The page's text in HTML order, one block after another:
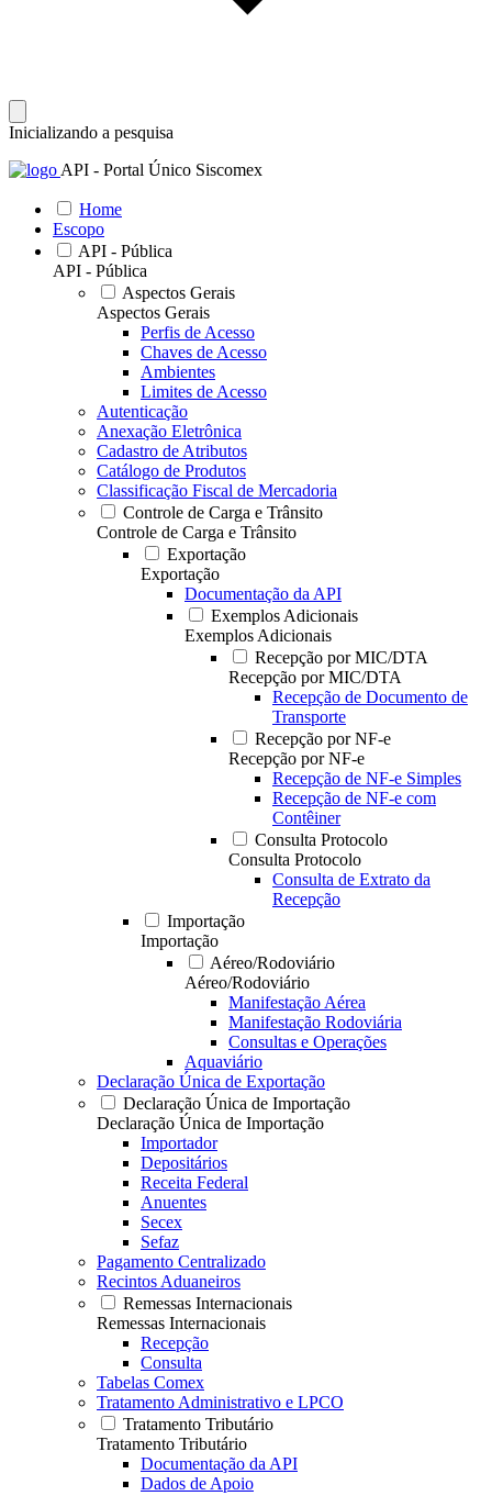
Inicializando a pesquisa
API - Portal Único Siscomex
Home
Escopo
API - Pública
API - Pública
Aspectos Gerais
Aspectos Gerais
Perfis de Acesso
Chaves de Acesso
Ambientes
Limites de Acesso
Autenticação
Anexação Eletrônica
Cadastro de Atributos
Catálogo de Produtos
Classificação Fiscal de Mercadoria
Controle de Carga e Trânsito
Controle de Carga e Trânsito
Exportação
Exportação
Documentação da API
Exemplos Adicionais
Exemplos Adicionais
Recepção por MIC/DTA
Recepção por MIC/DTA
Recepção de Documento de
Transporte
Recepção por NF-e
Recepção por NF-e
Recepção de NF-e Simples
Recepção de NF-e com
Contêiner
Consulta Protocolo
Consulta Protocolo
Consulta de Extrato da
Recepção
Importação
Importação
Aéreo/Rodoviário
Aéreo/Rodoviário
Manifestação Aérea
Manifestação Rodoviária
Consultas e Operações
Aquaviário
Declaração Única de Exportação
Declaração Única de Importação
Declaração Única de Importação
Importador
Depositários
Receita Federal
Anuentes
Secex
Sefaz
Pagamento Centralizado
Recintos Aduaneiros
Remessas Internacionais
Remessas Internacionais
Recepção
Consulta
Tabelas Comex
Tratamento Administrativo e LPCO
Tratamento Tributário
Tratamento Tributário
Documentação da API
Dados de Apoio